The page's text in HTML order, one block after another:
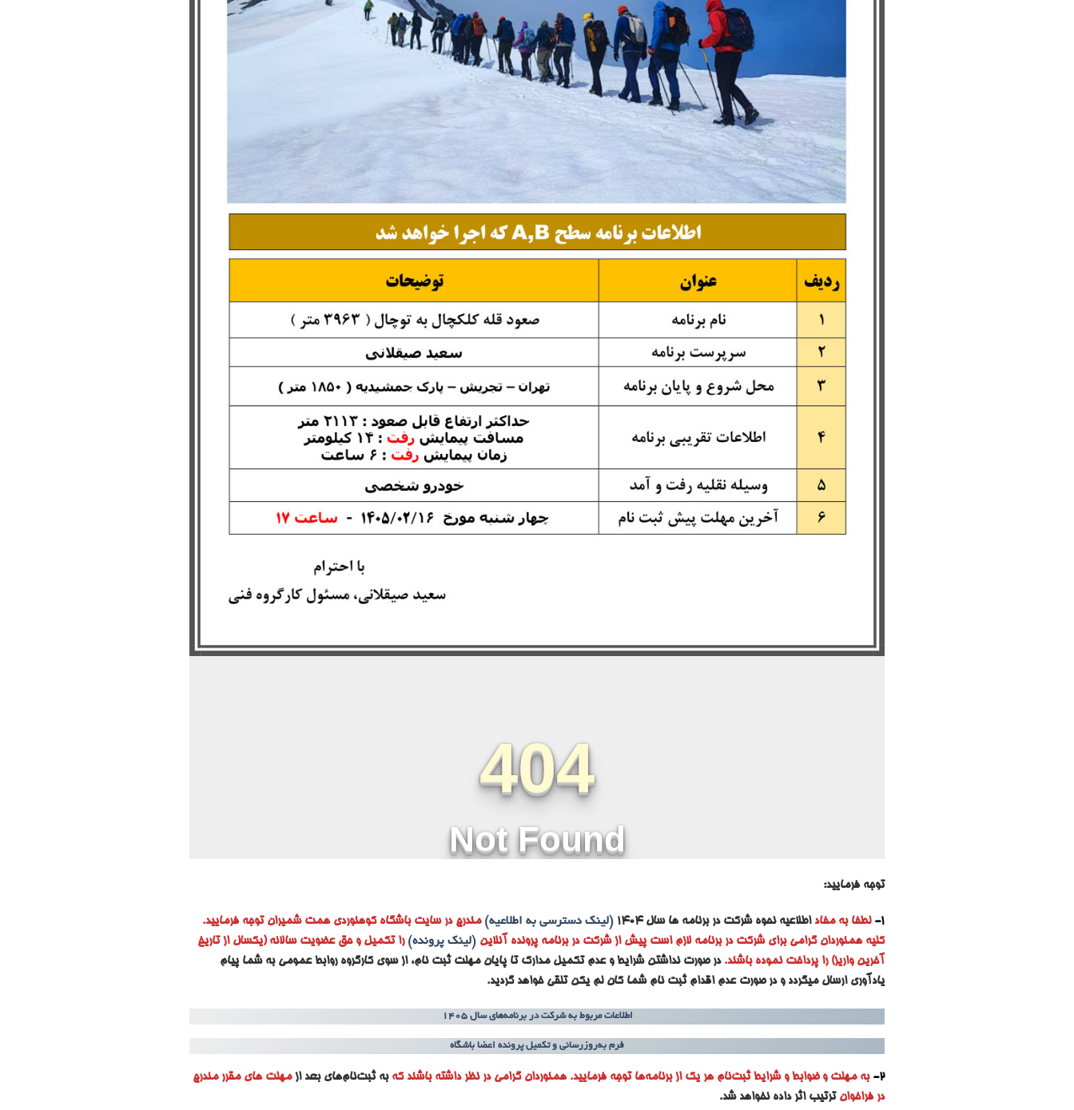
توجه فرمایید:
1- لطفا به مفاداطلاعیه نحوه شرکت در برنامه ها سال ۱۴۰۴ (لینک دسترسی به اطلاعیه) مندرج در سایت باشگاه کوهنوردی همت شمیران توجه فرمایید.
کلیه همنوردان گرامی برای شرکت در برنامه لازم است پیش از شرکت در برنامه پرونده آنلاین (لینک پرونده) را تکمیل و حق عضویت سالانه (یکسال از تاریخ
آخرین واریز) را پرداخت نموده باشند.در صورت نداشتن شرایط و عدم تکمیل مدارک تا پایان مهلت ثبت نام، از سوی کارگروه روابط عمومی به شما پیام
یادآوری ارسال میگردد و در صورت عدم اقدام ثبت نام شما کان لم یکن تلقی خواهد گردید.
اطلاعات مربوط به شرکت در برنامه‌های سال ۱۴۰۵
فرم به‌روزرسانی و تکمیل پرونده اعضا باشگاه
2- به مهلت و ضوابط و شرایط ثبت‌نام هر یک از برنامه‌ها توجه فرمایید. همنوردان گرامی در نظر داشته باشند که به ثبت‌نام‌های بعد ازمهلت های مقرر مندرج
در فراخوانترتیب اثر داده نخواهد شد.